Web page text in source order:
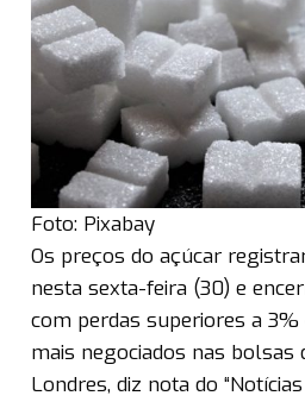
Foto: Pixabay
Os preços do açúcar
nesta sexta-feira (30) e
com perdas superiores a
mais negociados nas bolsas
Londres, diz nota do